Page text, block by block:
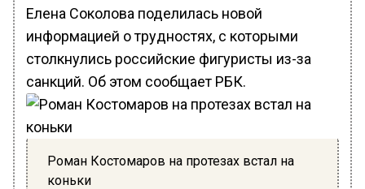
Елена Соколова поделилась новой
информацией о трудностях, с которыми
столкнулись российские фигуристы из-за
санкций. Об этом сообщает РБК.
Роман Костомаров на протезах встал на
коньки